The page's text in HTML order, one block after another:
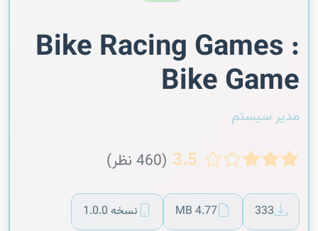
Bike Racing Games :
Bike Game
مدیر سیستم
3.5 (460 نظر)
333
4.77 MB نسخه 1.0.0